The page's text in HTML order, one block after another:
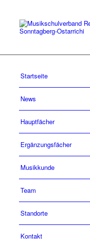
Startseite
News
Hauptfächer
Ergänzungsfächer
Musikkunde
Team
Standorte
Kontakt